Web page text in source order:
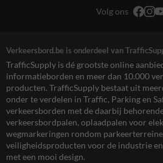
Volg ons
Verkeersbord.be is onderdeel van
TrafficSupply is dé grootste online
informatieborden en meer dan 10.000
producten. TrafficSupply bestaat uit
onder te verdelen in Traffic, Parking en
verkeersborden met de daarbij
verkeersbordpalen, oplaadpalen voor
wegmarkeringen rondom
veiligheidsproducten voor de industrie
met een mooi design.